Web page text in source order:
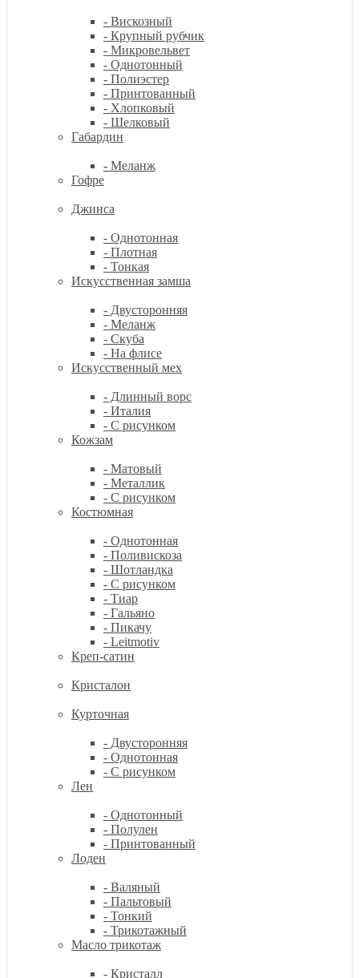
- Вискозный
- Крупный рубчик
- Микровельвет
- Однотонный
- Полиэстер
- Принтованный
- Хлопковый
- Шелковый
Габардин
- Меланж
Гофре
Джинса
- Однотонная
- Плотная
- Тонкая
Искусственная замша
- Двусторонняя
- Меланж
- Скуба
- На флисе
Искусственный мех
- Длинный ворс
- Италия
- С рисунком
Кожзам
- Матовый
- Металлик
- С рисунком
Костюмная
- Однотонная
- Поливискоза
- Шотландка
- С рисунком
- Тиар
- Гальяно
- Пикачу
- Leitmotiv
Креп-сатин
Кристалон
Курточная
- Двусторонняя
- Однотонная
- С рисунком
Лен
- Однотонный
- Полулен
- Принтованный
Лоден
- Валяный
- Пальтовый
- Тонкий
- Трикотажный
Масло трикотаж
- Кристалл